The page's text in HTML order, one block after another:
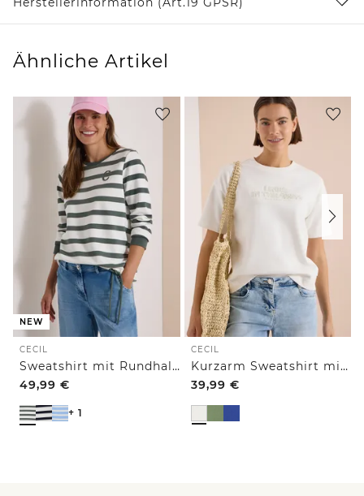
Ähnliche Artikel
NEW
CECIL
Sweatshirt mit Rundhals und Tunnelzug
49,99 €
+ 1
CECIL
Kurzarm Sweatshirt mit Embroidery
39,99 €